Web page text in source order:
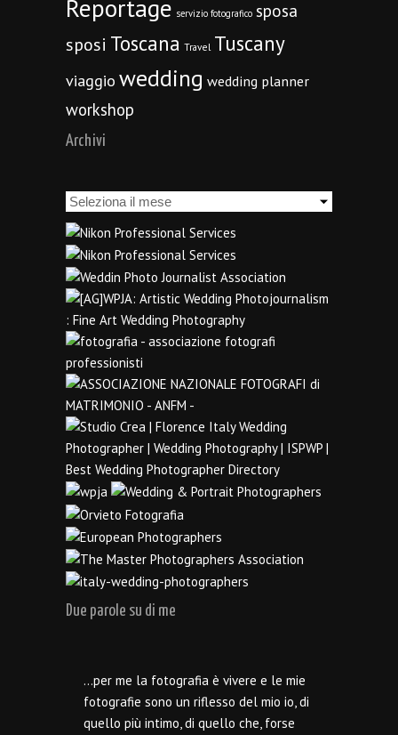
Reportage servizio fotografico sposa
sposi Toscana Travel Tuscany
viaggio wedding wedding planner
workshop
Archivi
Archivi
Due parole su di me
…per me la fotografia è vivere e le mie
fotografie sono un riflesso del mio io, di
quello più intimo, di quello che, forse